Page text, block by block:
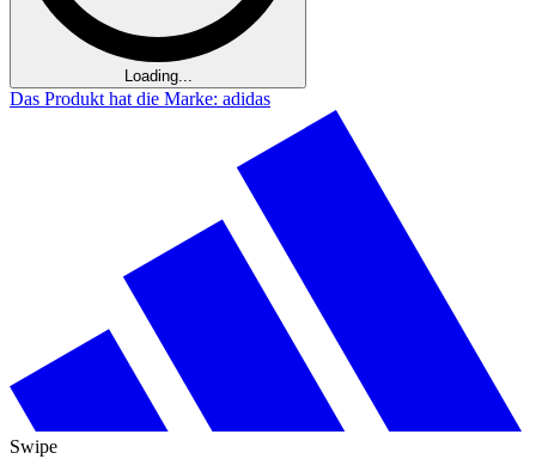
Loading...
Das Produkt hat die Marke: adidas
Swipe